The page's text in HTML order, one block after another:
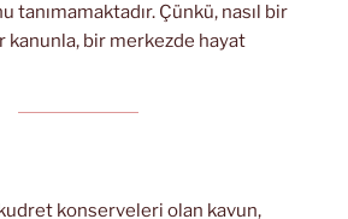
tanımamaktadır. Çünkü, nasıl bir
kanunla, bir merkezde hayat
konserveleri olan kavun,